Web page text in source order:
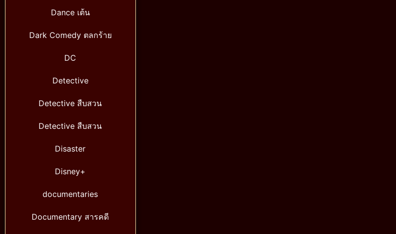
Dance เต้น
Dark Comedy ตลกร้าย
DC
Detective
Detective สืบสวน
Detective สืบสวน
Disaster
Disney+
documentaries
Documentary สารคดี